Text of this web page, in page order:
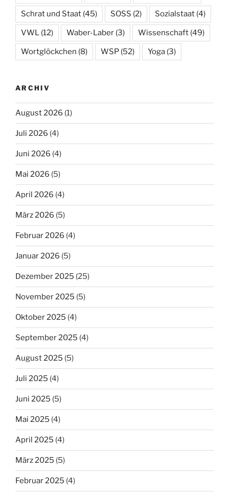
Schrat und Staat (45) SOSS (2) Sozialstaat (4)
VWL (12) Waber-Laber (3) Wissenschaft (49)
Wortglöckchen (8) WSP (52) Yoga (3)
ARCHIV
August 2026 (1)
Juli 2026 (4)
Juni 2026 (4)
Mai 2026 (5)
April 2026 (4)
März 2026 (5)
Februar 2026 (4)
Januar 2026 (5)
Dezember 2025 (25)
November 2025 (5)
Oktober 2025 (4)
September 2025 (4)
August 2025 (5)
Juli 2025 (4)
Juni 2025 (5)
Mai 2025 (4)
April 2025 (4)
März 2025 (5)
Februar 2025 (4)